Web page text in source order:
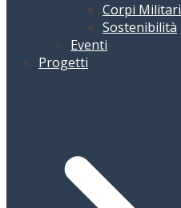
Corpi Militari
Sostenibilità
Eventi
Progetti